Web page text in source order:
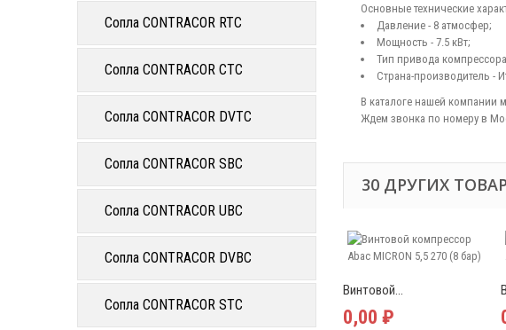
Сопла CONTRACOR RTC
Сопла CONTRACOR CTC
Сопла CONTRACOR DVTC
Сопла CONTRACOR SBC
Сопла CONTRACOR UBC
Сопла CONTRACOR DVBC
Сопла CONTRACOR STC
Основные технические
Давление - 8 атмосфер;
Мощность - 7.5 кВт;
Тип привода
Страна-производитель -
В каталоге нашей компании
Ждем звонка по номеру в
30 ДРУГИХ
Винтовой...
0,00 ₽